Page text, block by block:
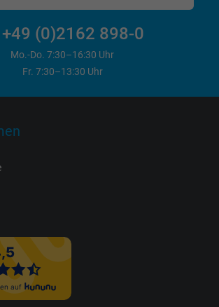
Cookie von Facebook für Website-Analyse,
Anzeigenausrichtung und
(0)2162 898-0
Mo.-Do. 7:30–16:30 Uhr
Fr. 7:30–13:30 Uhr